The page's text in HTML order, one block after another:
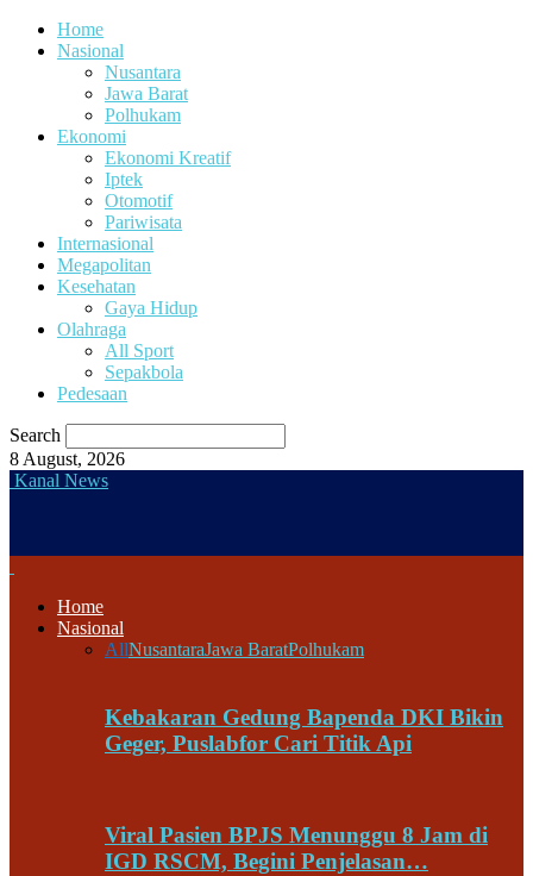
Home
Nasional
Nusantara
Jawa Barat
Polhukam
Ekonomi
Ekonomi Kreatif
Iptek
Otomotif
Pariwisata
Internasional
Megapolitan
Kesehatan
Gaya Hidup
Olahraga
All Sport
Sepakbola
Pedesaan
Search
8 August, 2026
Kanal News
Home
Nasional
AllNusantaraJawa BaratPolhukam
Kebakaran Gedung Bapenda DKI Bikin
Geger, Puslabfor Cari Titik Api
Viral Pasien BPJS Menunggu 8 Jam di
IGD RSCM, Begini Penjelasan…